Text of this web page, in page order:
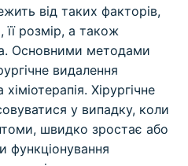
від таких факторів,
її розмір, а також
Основними методами
видалення
Хірургічне
у випадку, коли
швидко зростає або
функціонування